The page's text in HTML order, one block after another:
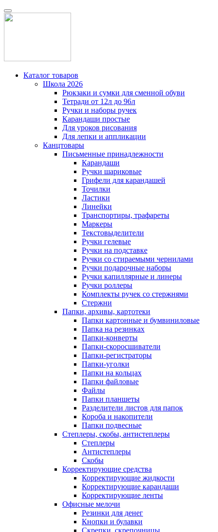
Каталог товаров
Школа 2026
Рюкзаки и сумки для сменной обуви
Тетради от 12л до 96л
Ручки и наборы ручек
Карандаши простые
Для уроков рисования
Для лепки и аппликации
Канцтовары
Письменные принадлежности
Карандаши
Ручки шариковые
Грифели для карандашей
Точилки
Ластики
Линейки
Транспортиры, трафареты
Маркеры
Текстовыделители
Ручки гелевые
Ручки на подставке
Ручки со стираемыми чернилами
Ручки подарочные наборы
Ручки капиллярные и линеры
Ручки роллеры
Комплекты ручек со стержнями
Стержни
Папки, архивы, картотеки
Папки картонные и бумвиниловые
Папка на резинках
Папки-конверты
Папки-скоросшиватели
Папки-регистраторы
Папки-уголки
Папки на кольцах
Папки файловые
Файлы
Папки планшеты
Разделители листов для папок
Короба и накопители
Папки подвесные
Степлеры, скобы, антистеплеры
Степлеры
Антистеплеры
Скобы
Корректирующие средства
Корректирующие жидкости
Корректирующие карандаши
Корректирующие ленты
Офисные мелочи
Резинки для денег
Кнопки и булавки
Скрепки, скрепочницы